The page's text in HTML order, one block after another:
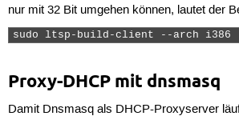
nur mit 32 Bit umgehen können, lautet der
sudo ltsp-build-client --arch i386
Proxy-DHCP mit dnsmasq
Damit Dnsmasq als DHCP-Proxyserver